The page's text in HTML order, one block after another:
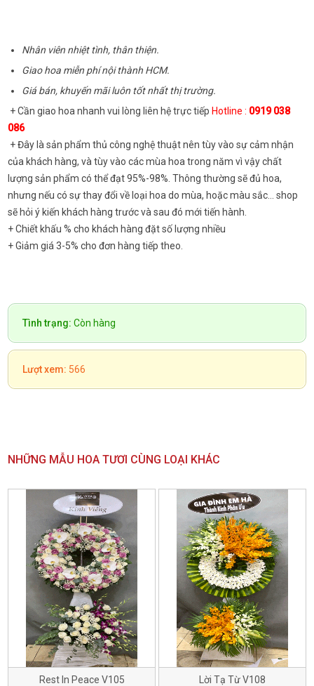
Nhân viên nhiệt tình, thân thiện.
Giao hoa miễn phí nội thành HCM.
Giá bán, khuyến mãi luôn tốt nhất thị trường.
+ Cần giao hoa nhanh vui lòng liên hệ trực tiếp Hotline : 0919 038
086
+ Đây là sản phẩm thủ công nghệ thuật nên tùy vào sự cảm nhận
của khách hàng, và tùy vào các mùa hoa trong năm vì vậy chất
lượng sản phẩm có thể đạt 95%-98%. Thông thường sẽ đủ hoa,
nhưng nếu có sự thay đổi về loại hoa do mùa, hoặc màu sắc... shop
sẽ hỏi ý kiến khách hàng trước và sau đó mới tiến hành.
+ Chiết khấu % cho khách hàng đặt số lượng nhiều
+ Giảm giá 3-5% cho đơn hàng tiếp theo.
Tình trạng: Còn hàng
Lượt xem: 566
NHỮNG MẪU HOA TƯƠI CÙNG LOẠI KHÁC
Rest In Peace V105
Lời Tạ Từ V108